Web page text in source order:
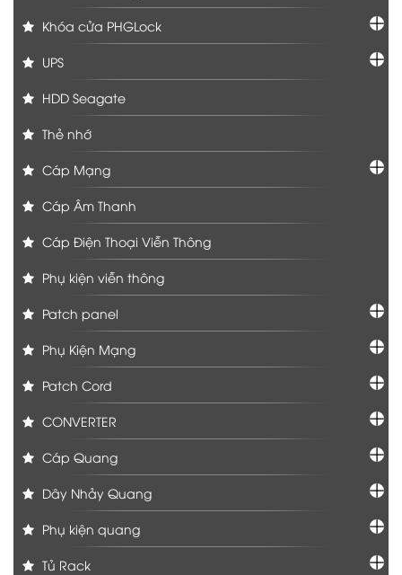
Khóa cửa PHGLock
UPS
HDD Seagate
Thẻ nhớ
Cáp Mạng
Cáp Âm Thanh
Cáp Điện Thoại Viễn Thông
Phụ kiện viễn thông
Patch panel
Phụ Kiện Mạng
Patch Cord
CONVERTER
Cáp Quang
Dây Nhảy Quang
Phụ kiện quang
Tủ Rack